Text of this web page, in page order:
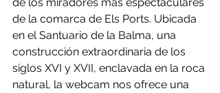
de la comarca de Els Ports. Ubicada
en el Santuario de la Balma, una
construcción extraordinaria de los
siglos XVI y XVII, enclavada en la roca
natural, la webcam nos ofrece una